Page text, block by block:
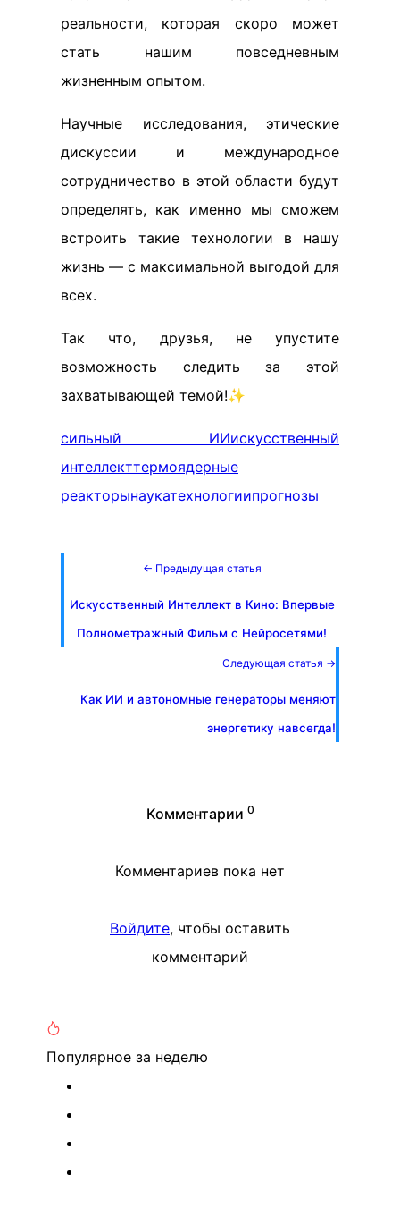
реальности, которая скоро может
стать нашим повседневным
жизненным опытом.
Научные исследования, этические
дискуссии и международное
сотрудничество в этой области будут
определять, как именно мы сможем
встроить такие технологии в нашу
жизнь — с максимальной выгодой для
всех.
Так что, друзья, не упустите
возможность следить за этой
захватывающей темой!✨
сильный ИИискусственный
интеллекттермоядерные
реакторынаукатехнологиипрогнозы
← Предыдущая статья
Искусственный Интеллект в Кино: Впервые
Полнометражный Фильм с Нейросетями!
Следующая статья →
Как ИИ и автономные генераторы меняют
энергетику навсегда!
Комментарии 0
Комментариев пока нет
Войдите, чтобы оставить
комментарий
Популярное за неделю